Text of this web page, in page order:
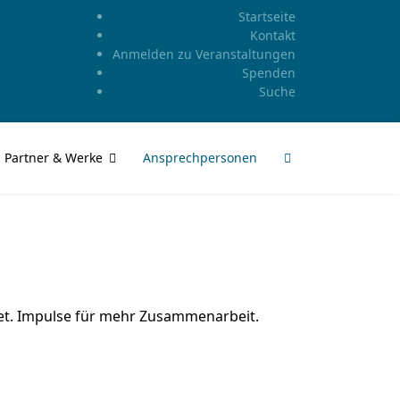
Startseite
Kontakt
Anmelden zu Veranstaltungen
Spenden
Suche
Partner & Werke Ansprechpersonen
Impulse für mehr Zusammenarbeit.